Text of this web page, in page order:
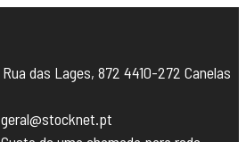
das Lages, 872 4410-272 Canelas